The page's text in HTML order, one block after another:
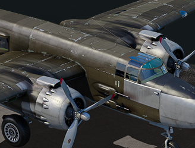
de char mobile, compact et
des embuscades à